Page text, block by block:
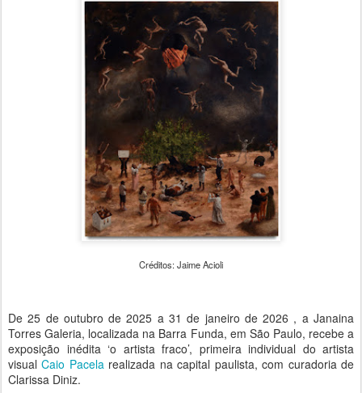
Créditos: Jaime Acioli
De 25 de outubro de 2025 a 31 de janeiro de 2026 , a Janaina
Torres Galeria, localizada na Barra Funda, em São Paulo, recebe a
exposição inédita ‘o artista fraco’, primeira individual do artista
visualCaio Pacelarealizada na capital paulista, com curadoria de
Clarissa Diniz.